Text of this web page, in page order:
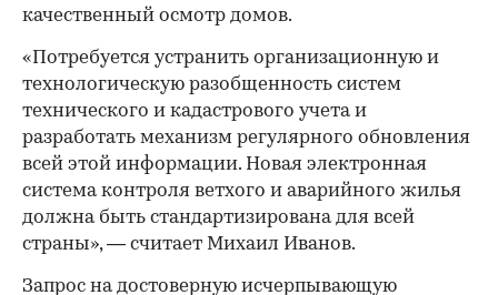
качественный осмотр домов.
«Потребуется устранить организационную и
технологическую разобщенность систем
технического и кадастрового учета и
разработать механизм регулярного обновления
всей этой информации. Новая электронная
система контроля ветхого и аварийного жилья
должна быть стандартизирована для всей
страны», — считает Михаил Иванов.
Запрос на достоверную исчерпывающую